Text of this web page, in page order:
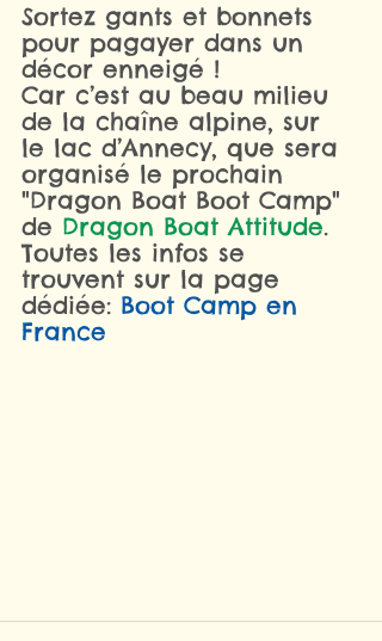
Sortez gants et bonnets
pour pagayer dans un
décor enneigé !
Car c’est au beau milieu
de la chaîne alpine, sur
le lac d’Annecy, que sera
organisé le prochain
"Dragon Boat Boot Camp"
de Dragon Boat Attitude.
Toutes les infos se
trouvent sur la page
dédiée: Boot Camp en
France